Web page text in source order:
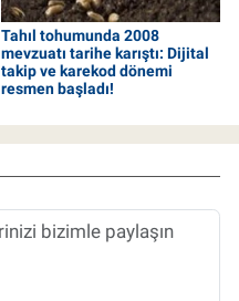
Tahıl tohumunda 2008
mevzuatı tarihe karıştı: Dijital
takip ve karekod dönemi
resmen başladı!